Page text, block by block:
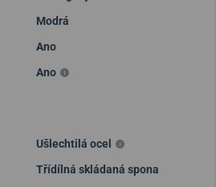
Modrá
Ano
Ano
Ušlechtilá ocel
Třídílná skládaná spona